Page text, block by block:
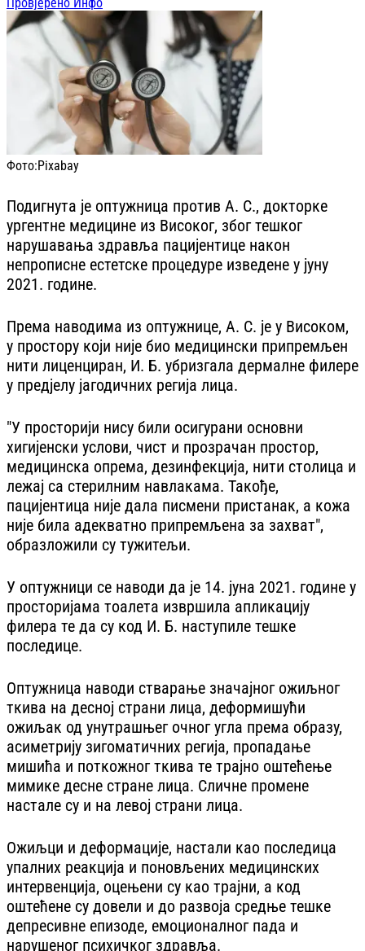
Фото:Pixabay
Подигнута је оптужница против А. С., докторке
ургентне медицине из Високог, због тешког
нарушавања здравља пацијентице након
непрописне естетске процедуре изведене у јуну
2021. године.
Према наводима из оптужнице, А. С. је у Високом,
у простору који није био медицински припремљен
нити лиценциран, И. Б. убризгала дермалне филере
у предјелу јагодичних регија лица.
"У просторији нису били осигурани основни
хигијенски услови, чист и прозрачан простор,
медицинска опрема, дезинфекција, нити столица и
лежај са стерилним навлакама. Такође,
пацијентица није дала писмени пристанак, а кожа
није била адекватно припремљена за захват",
образложили су тужитељи.
У оптужници се наводи да је 14. јуна 2021. године у
просторијама тоалета извршила апликацију
филера те да су код И. Б. наступиле тешке
последице.
Оптужница наводи стварање значајног ожиљног
ткива на десној страни лица, деформишући
ожиљак од унутрашњег очног угла према образу,
асиметрију зигоматичних регија, пропадање
мишића и поткожног ткива те трајно оштећење
мимике десне стране лица. Сличне промене
настале су и на левој страни лица.
Ожиљци и деформације, настали као последица
упалних реакција и поновљених медицинских
интервенција, оцењени су као трајни, а код
оштећене су довели и до развоја средње тешке
депресивне епизоде, емоционалног пада и
нарушеног психичког здравља.